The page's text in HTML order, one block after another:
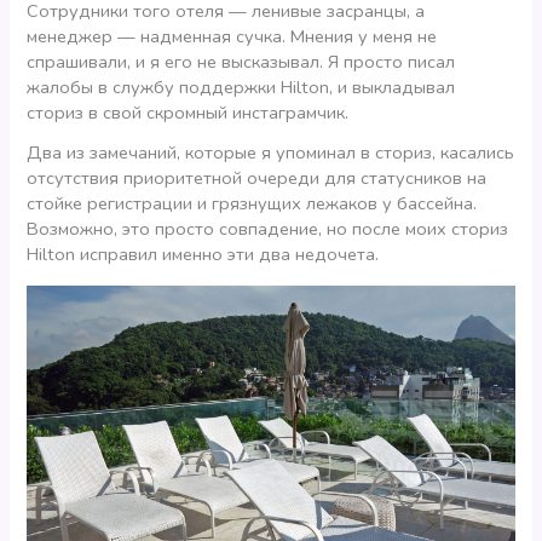
Сотрудники того отеля — ленивые засранцы, а
менеджер — надменная сучка. Мнения у меня не
спрашивали, и я его не высказывал. Я просто писал
жалобы в службу поддержки Hilton, и выкладывал
сториз в свой скромный инстаграмчик.
Два из замечаний, которые я упоминал в сториз, касались
отсутствия приоритетной очереди для статусников на
стойке регистрации и грязнущих лежаков у бассейна.
Возможно, это просто совпадение, но после моих сториз
Hilton исправил именно эти два недочета.